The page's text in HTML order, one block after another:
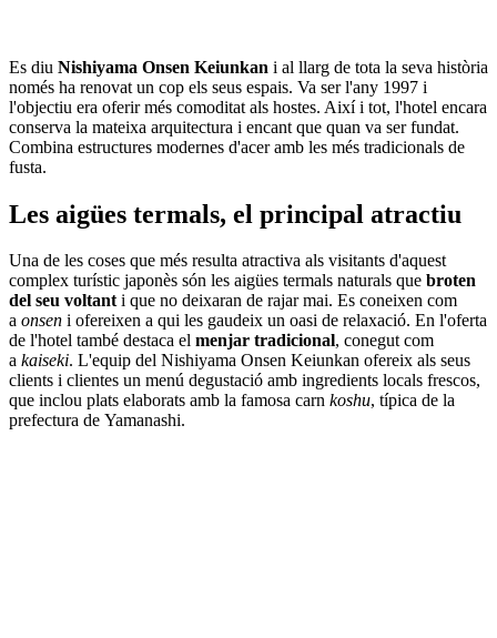
Es diu Nishiyama Onsen Keiunkan i al llarg de tota la seva història
només ha renovat un cop els seus espais. Va ser l'any 1997 i
l'objectiu era oferir més comoditat als hostes. Així i tot, l'hotel encara
conserva la mateixa arquitectura i encant que quan va ser fundat.
Combina estructures modernes d'acer amb les més tradicionals de
fusta.
Les aigües termals, el principal atractiu
Una de les coses que més resulta atractiva als visitants d'aquest
complex turístic japonès són les aigües termals naturals que broten
del seu voltanti que no deixaran de rajar mai. Es coneixen com
a onsen i ofereixen a qui les gaudeix un oasi de relaxació. En l'oferta
de l'hotel també destaca el menjar tradicional, conegut com
a kaiseki. L'equip del Nishiyama Onsen Keiunkan ofereix als seus
clients i clientes un menú degustació amb ingredients locals frescos,
que inclou plats elaborats amb la famosa carn koshu, típica de la
prefectura de Yamanashi.